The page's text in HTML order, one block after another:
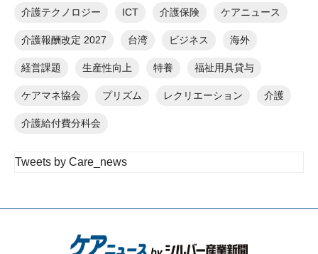
介護テクノロジー ICT 介護保険 ケアニュース
介護報酬改定 2027 台湾 ビジネス 海外
経営課題 生産性向上 特養 福祉用具貸与
ケアマネ協会 プリズム レクリエーション 介護
介護給付費分科会
Tweets by Care_news